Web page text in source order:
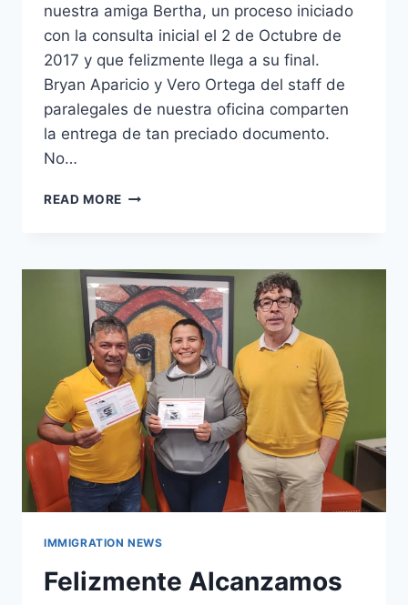
nuestra amiga Bertha, un proceso iniciado
con la consulta inicial el 2 de Octubre de
2017 y que felizmente llega a su final.
Bryan Aparicio y Vero Ortega del staff de
paralegales de nuestra oficina comparten
la entrega de tan preciado documento.
No…
READ MORE
IMMIGRATION NEWS
Felizmente Alcanzamos